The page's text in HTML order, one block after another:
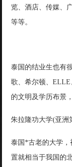
览、酒店、传媒、
等等。
泰国的结业生也有
歌、希尔顿、ELLE
的文明及学历布景
朱拉隆功大学(亚洲
泰国*古老的大学，
置就相当于我国的